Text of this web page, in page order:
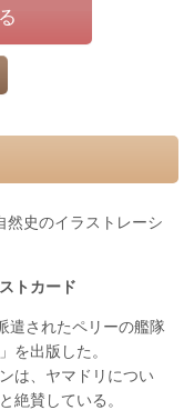
史のイラストレーシ
トカード
遣されたペリーの艦隊
を出版した。
は、ヤマドリについ
絶賛している。